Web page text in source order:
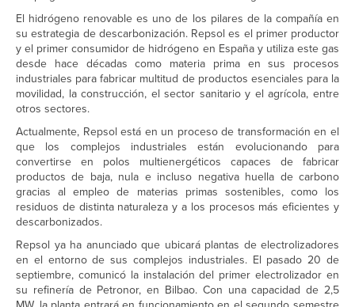
El hidrógeno renovable es uno de los pilares de la compañía en
su estrategia de descarbonización. Repsol es el primer productor
y el primer consumidor de hidrógeno en España y utiliza este gas
desde hace décadas como materia prima en sus procesos
industriales para fabricar multitud de productos esenciales para la
movilidad, la construcción, el sector sanitario y el agrícola, entre
otros sectores.
Actualmente, Repsol está en un proceso de transformación en el
que los complejos industriales están evolucionando para
convertirse en polos multienergéticos capaces de fabricar
productos de baja, nula e incluso negativa huella de carbono
gracias al empleo de materias primas sostenibles, como los
residuos de distinta naturaleza y a los procesos más eficientes y
descarbonizados.
Repsol ya ha anunciado que ubicará plantas de electrolizadores
en el entorno de sus complejos industriales. El pasado 20 de
septiembre, comunicó la instalación del primer electrolizador en
su refinería de Petronor, en Bilbao. Con una capacidad de 2,5